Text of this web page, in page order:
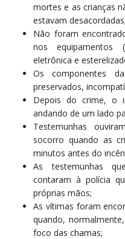
mortes e as crianças
estavam desacordadas;
Não foram
nos equipamentos
eletrônica e
Os componentes
preservados,
Depois do crime, o
andando de um lado
Testemunhas
socorro quando as
minutos antes do
As testemunhas
contaram à polícia
próprias mãos;
As vítimas foram
quando,
foco das chamas;